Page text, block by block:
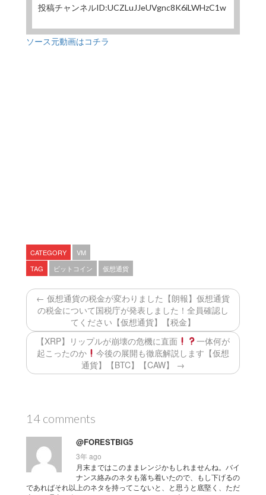
投稿チャンネルID:UCZLuJJeUVgnc8K6iLWHzC1w
ソース元動画はコチラ
CATEGORY
VM
TAG
ビットコイン 仮想通貨
← 仮想通貨の税金が変わりました【朗報】仮想通貨
の税金について国税庁が発表しました！全員確認し
てください【仮想通貨】【税金】
【XRP】リップルが崩壊の危機に直面
一体何が
起こったのか
今後の展開も徹底解説します【仮想
通貨】【BTC】【CAW】 →
14 comments
@FORESTBIG5
3年 ago
月末まではこのままレンジかもしれませんね。バイ
ナンス絡みのネタも落ち着いたので、もし下げるの
であればそれ以上のネタを持ってこないと、と思うと底堅く、ただ